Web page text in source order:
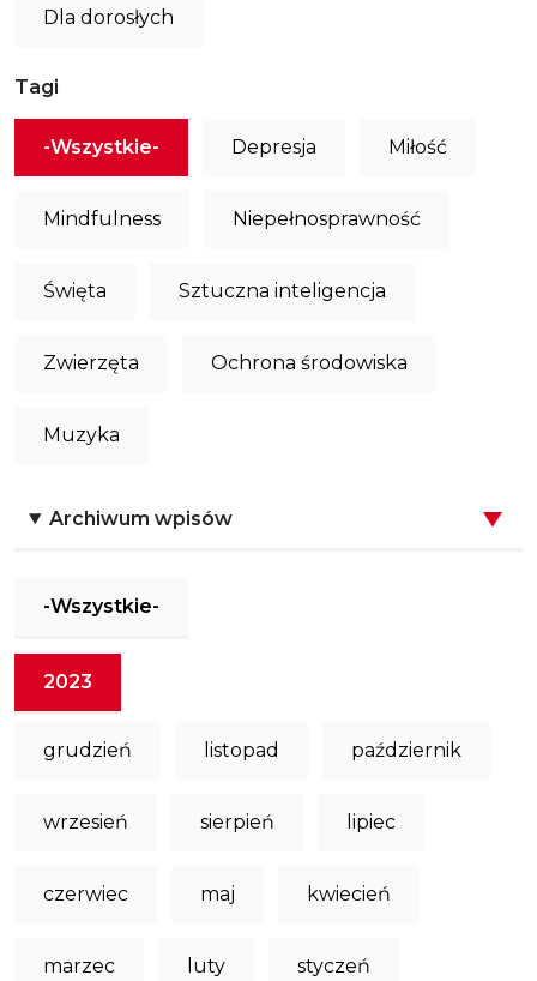
Dla dorosłych
Tagi
-Wszystkie- Depresja Miłość
Mindfulness Niepełnosprawność
Święta Sztuczna inteligencja
Zwierzęta Ochrona środowiska
Muzyka
Archiwum wpisów
-Wszystkie-
2023
grudzień listopad październik
wrzesień sierpień lipiec
czerwiec maj kwiecień
marzec luty styczeń